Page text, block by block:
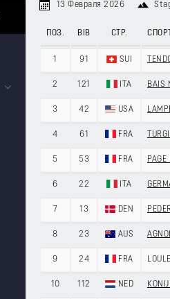
13 Февраля 2026
ПОЗ. BIB СТР.
1 91 SUI
2 121 ITA BAIS
3 42 USA
4 61 FRA
5 53 FRA PAGE
6 22 ITA
7 13 DEN
8 23 AUS
9 24 FRA
10 112 NED